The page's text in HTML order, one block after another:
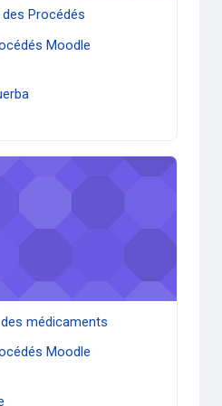
Procédés
Moodle
médicaments
médicaments
Moodle